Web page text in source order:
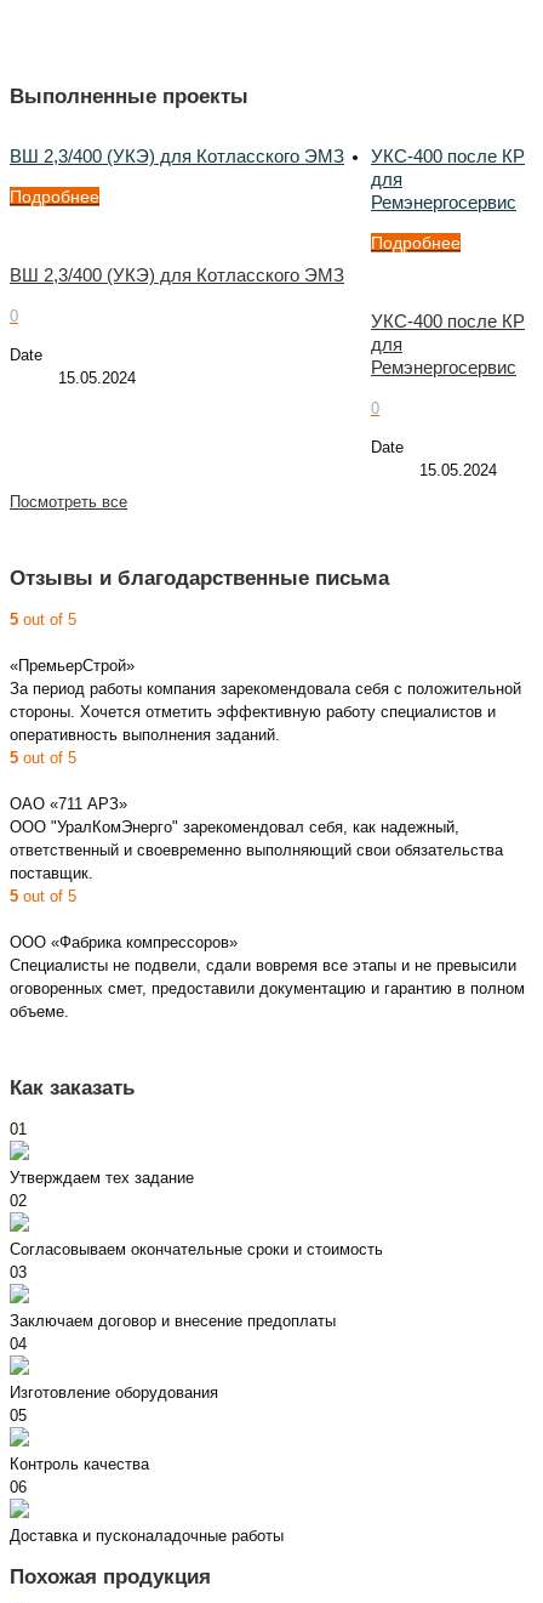
Выполненные проекты
ВШ 2,3/400 (УКЭ) для Котласского ЭМЗ
Подробнее
ВШ 2,3/400 (УКЭ) для Котласского ЭМЗ
0
Date
15.05.2024
УКС-400 после КР
для
Ремэнергосервис
Подробнее
УКС-400 после КР
для
Ремэнергосервис
0
Date
15.05.2024
Посмотреть все
Отзывы и благодарственные письма
5 out of 5
«ПремьерСтрой»
За период работы компания зарекомендовала себя с положительной
стороны. Хочется отметить эффективную работу специалистов и
оперативность выполнения заданий.
5 out of 5
ОАО «711 АРЗ»
ООО "УралКомЭнерго" зарекомендовал себя, как надежный,
ответственный и своевременно выполняющий свои обязательства
поставщик.
5 out of 5
ООО «Фабрика компрессоров»
Специалисты не подвели, сдали вовремя все этапы и не превысили
оговоренных смет, предоставили документацию и гарантию в полном
объеме.
Как заказать
01
Утверждаем тех задание
02
Согласовываем окончательные сроки и стоимость
03
Заключаем договор и внесение предоплаты
04
Изготовление оборудования
05
Контроль качества
06
Доставка и пусконаладочные работы
Похожая продукция